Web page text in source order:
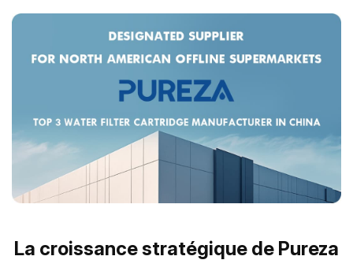
La croissance stratégique de Pureza